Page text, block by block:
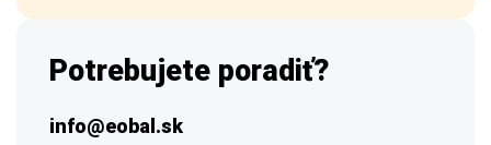
Potrebujete poradiť?
info@eobal.sk